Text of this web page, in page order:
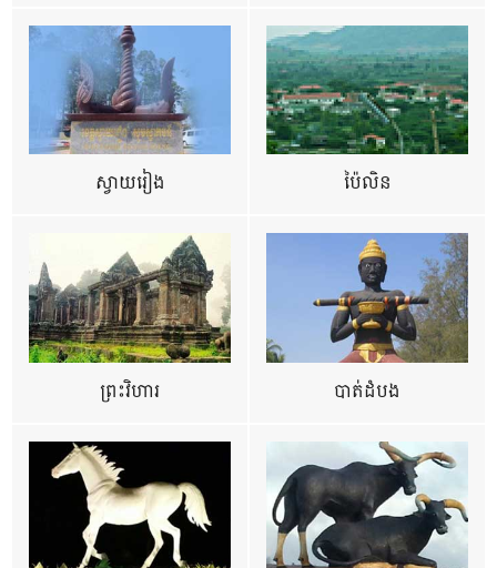
ស្វាយរៀង ប៉ៃលិន
ព្រះវិហារ បាត់ដំបង